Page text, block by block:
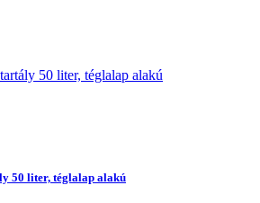
50 liter, téglalap alakú